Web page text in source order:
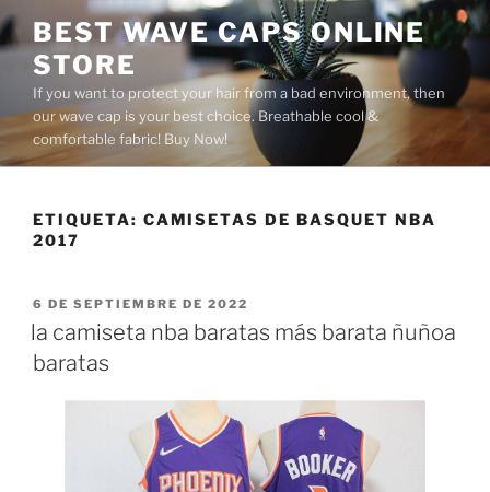
Saltar
al
contenido
BEST WAVE CAPS ONLINE
STORE
If you want to protect your hair from a bad environment, then
our wave cap is your best choice. Breathable cool &
comfortable fabric! Buy Now!
ETIQUETA: CAMISETAS DE BASQUET NBA
2017
PUBLICADO
EL
6 DE SEPTIEMBRE DE 2022
la camiseta nba baratas más barata ñuñoa
baratas